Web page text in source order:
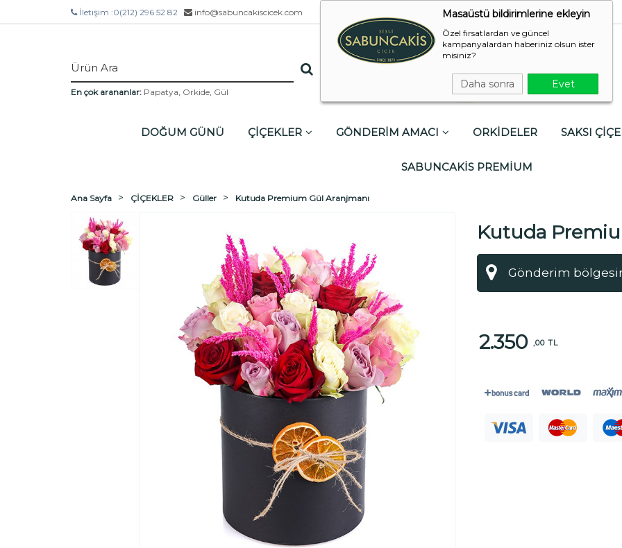
Masaüstü bildirimlerine ekleyin
Özel fırsatlardan ve güncel
kampanyalardan haberiniz olsun ister
misiniz?
Daha sonra Evet
İletişim :0(212) 296 52 82 info@sabuncakiscicek.com
En çok arananlar: Papatya, Orkide, Gül
DOĞUM GÜNÜ ÇİÇEKLER GÖNDERİM AMACI ORKİDELER SAKSI
SABUNCAKİS PREMİUM
Ana Sayfa ÇİÇEKLER Güller Kutuda Premium Gül Aranjmanı
Kutuda
2.350 ,00 TL